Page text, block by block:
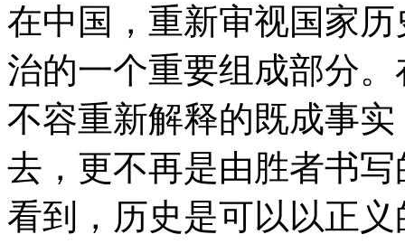
在中国，重新审视国家
治的一个重要组成部分
不容重新解释的既成事
去，更不再是由胜者书
看到，历史是可以以正